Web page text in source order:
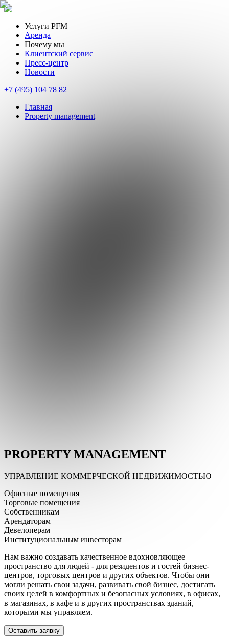
Услуги PFM
Аренда
Почему мы
Клиентский сервис
Пресс-центр
Новости
+7 (495) 104 78 82
Главная
Property management
PROPERTY MANAGEMENT
УПРАВЛЕНИЕ КОММЕРЧЕСКОЙ НЕДВИЖИМОСТЬЮ
Офисные помещения
Торговые помещения
Собственникам
Арендаторам
Девелоперам
Институциональным инвесторам
Нам важно создавать качественное вдохновляющее
пространство для людей - для резидентов и гостей бизнес-
центров, торговых центров и других объектов. Чтобы они
могли решать свои задачи, развивать свой бизнес, достигать
своих целей в комфортных и безопасных условиях, в офисах,
в магазинах, в кафе и в других пространствах зданий,
которыми мы управляем.
Оставить заявку